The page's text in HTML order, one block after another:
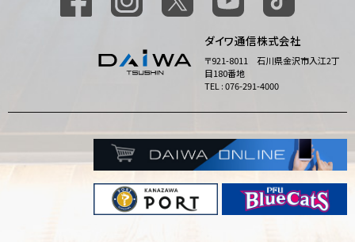
ダイワ通信株式会社
〒921-8011 石川県金沢市入江2丁
目180番地
TEL : 076-291-4000